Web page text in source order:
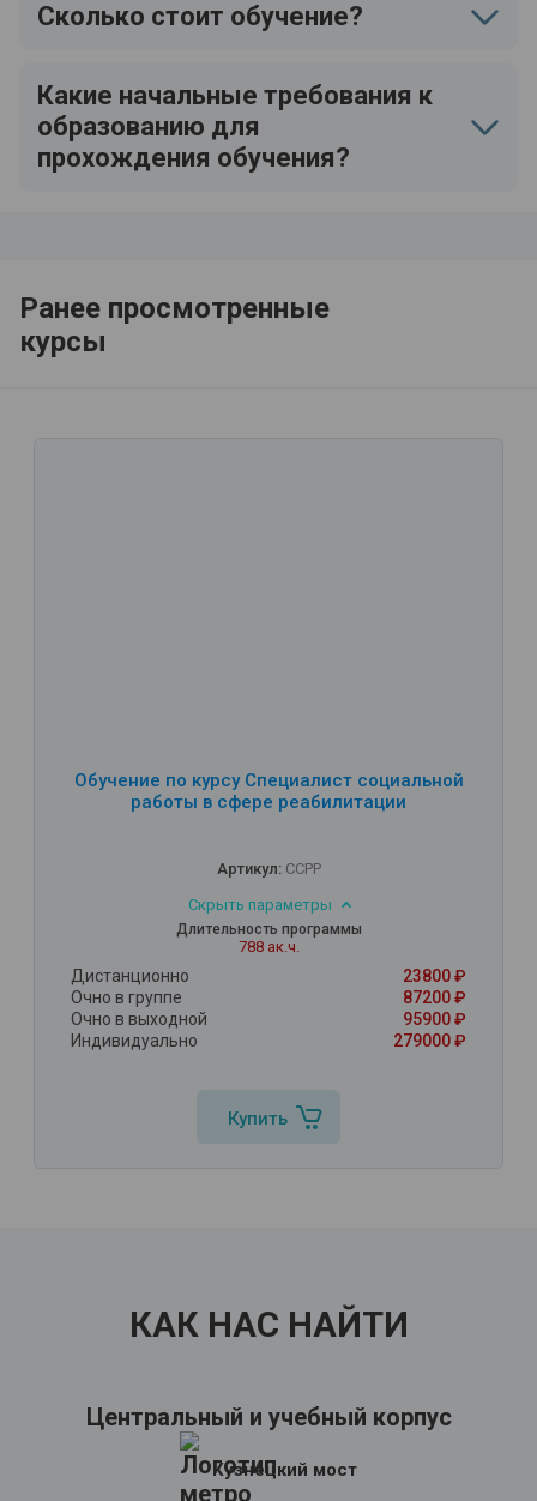
Сколько стоит обучение?
Какие начальные требования к
образованию для
прохождения обучения?
Ранее просмотренные
курсы
Обучение по курсу Специалист социальной
работы в сфере реабилитации
Артикул:ССРР
Скрыть параметры
Длительность программы
788 ак.ч.
Дистанционно
23800 ₽
Очно в группе
87200 ₽
Очно в выходной
95900 ₽
Индивидуально
279000 ₽
Купить
КАК НАС НАЙТИ
Центральный и учебный корпус
Кузнецкий мост